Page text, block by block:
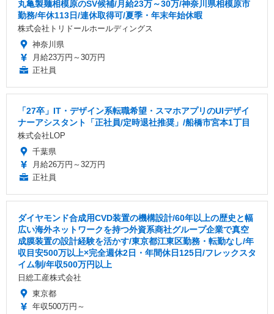
丸亀製麺相模原のSV候補/月給23万～30万/神奈川県相模原市
勤務/年休113日/連休取得可/夏季・年末年始休暇
株式会社トリドールホールディングス
神奈川県
月給23万円～30万円
正社員
「27卒」IT・デザイン系転職希望・スマホアプリのUIデザイ
ナーアシスタント「正社員/定時退社推奨」/船橋市宮本1丁目
株式会社LOP
千葉県
月給26万円～32万円
正社員
ダイヤモンド合成用CVD装置の機構設計/60年以上の歴史と幅
広い海外ネットワークを持つ外資系商社グループ企業で真空
成膜装置の設計経験を活かす/東京都江東区勤務・転勤なし/年
収目安500万以上×完全週休2日・年間休日125日/フレックスタ
イム制/年収500万円以上
日総工産株式会社
東京都
年収500万円～